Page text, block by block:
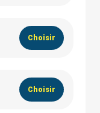
Choisir
Choisir